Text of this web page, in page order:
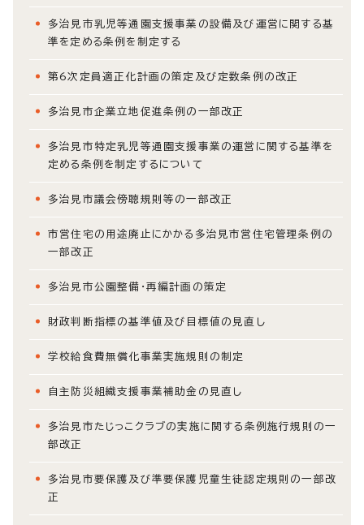
多治見市乳児等通園支援事業の設備及び運営に関する基
準を定める条例を制定する
第6次定員適正化計画の策定及び定数条例の改正
多治見市企業立地促進条例の一部改正
多治見市特定乳児等通園支援事業の運営に関する基準を
定める条例を制定するについて
多治見市議会傍聴規則等の一部改正
市営住宅の用途廃止にかかる多治見市営住宅管理条例の
一部改正
多治見市公園整備・再編計画の策定
財政判断指標の基準値及び目標値の見直し
学校給食費無償化事業実施規則の制定
自主防災組織支援事業補助金の見直し
多治見市たじっこクラブの実施に関する条例施行規則の一
部改正
多治見市要保護及び準要保護児童生徒認定規則の一部改
正